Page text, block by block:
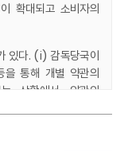
확대되고 소비자의
있다. (ⅰ) 감독당국이
을 통해 개별 약관의
상황에서, 약관의